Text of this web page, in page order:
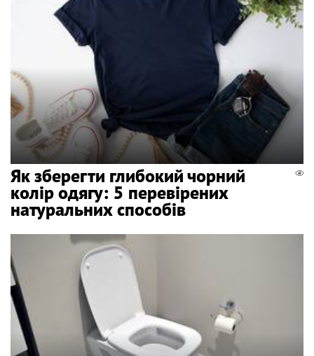
Як зберегти глибокий чорний
колір одягу: 5 перевірених
натуральних способів